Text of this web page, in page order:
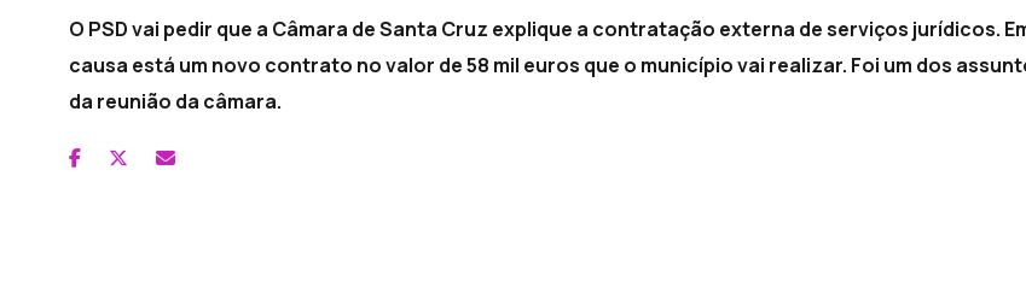
O PSD vai pedir que a Câmara de Santa Cruz explique a contratação externa de serviços jurídicos.
causa está um novo contrato no valor de 58 mil euros que o município vai realizar. Foi um dos
da reunião da câmara.